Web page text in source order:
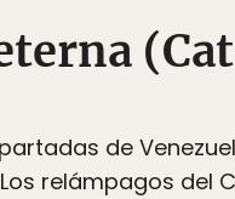
de
relámpagos del